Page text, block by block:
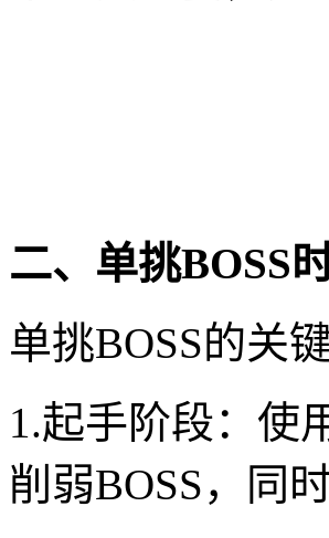
二、单挑BOSS
单挑BOSS的关
1.起手阶段：使
削弱BOSS，同